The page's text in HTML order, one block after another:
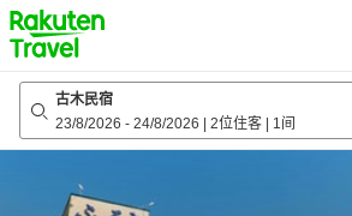
to
top
page
古木民宿
23/8/2026 - 24/8/2026 2位住客 1间